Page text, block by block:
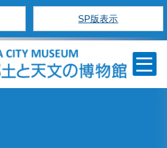
SP版表示